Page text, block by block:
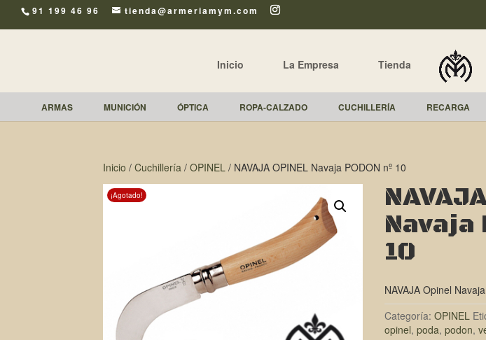
91 199 46 96 tienda@armeriamym.com
Inicio La Empresa Tienda
ARMAS MUNICIÓN ÓPTICA ROPA-CALZADO CUCHILLERÍA RECARGA
Inicio / Cuchillería / OPINEL / NAVAJA OPINEL Navaja PODON nº 10
¡Agotado!
Navaja
10
NAVAJA Opinel
Categoría: OPINEL
opinel, poda, podon,